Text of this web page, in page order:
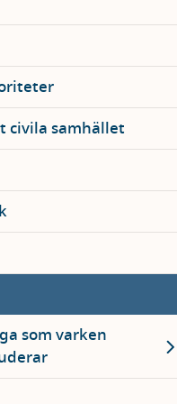
civila samhället
som varken